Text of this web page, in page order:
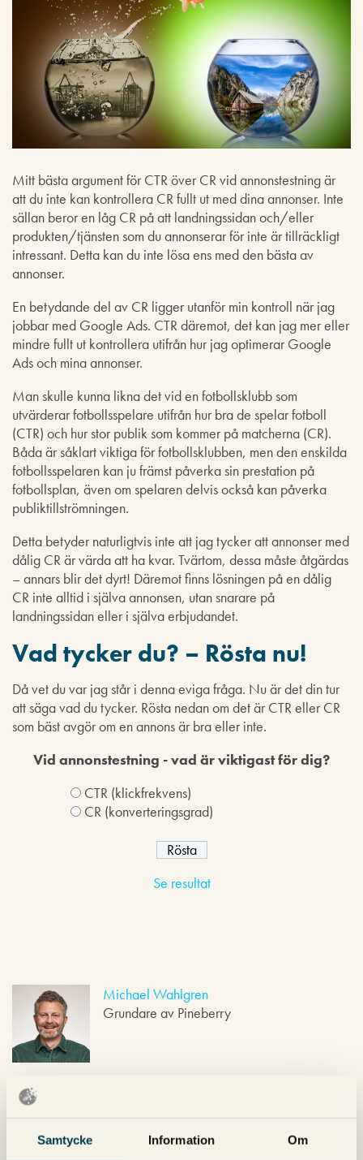
Samtycke Information Om
Mitt bästa argument för CTR över CR vid annonstestning är
att du inte kan kontrollera CR fullt ut med dina annonser. Inte
sällan beror en låg CR på att landningssidan och/eller
produkten/tjänsten som du annonserar för inte är tillräckligt
intressant. Detta kan du inte lösa ens med den bästa av
annonser.
En betydande del av CR ligger utanför min kontroll när jag
jobbar med Google Ads. CTR däremot, det kan jag mer eller
mindre fullt ut kontrollera utifrån hur jag optimerar Google
Ads och mina annonser.
Man skulle kunna likna det vid en fotbollsklubb som
utvärderar fotbollsspelare utifrån hur bra de spelar fotboll
(CTR) och hur stor publik som kommer på matcherna (CR).
Båda är såklart viktiga för fotbollsklubben, men den enskilda
fotbollsspelaren kan ju främst påverka sin prestation på
fotbollsplan, även om spelaren delvis också kan påverka
publiktillströmningen.
Detta betyder naturligtvis inte att jag tycker att annonser med
dålig CR är värda att ha kvar. Tvärtom, dessa måste åtgärdas
– annars blir det dyrt! Däremot finns lösningen på en dålig
CR inte alltid i själva annonsen, utan snarare på
landningssidan eller i själva erbjudandet.
Vad tycker du? – Rösta nu!
Då vet du var jag står i denna eviga fråga. Nu är det din tur
att säga vad du tycker. Rösta nedan om det är CTR eller CR
som bäst avgör om en annons är bra eller inte.
Vid annonstestning - vad är viktigast för dig?
CTR (klickfrekvens)
CR (konverteringsgrad)
Se resultat
Michael Wahlgren
Grundare av Pineberry
4 kommentarer på "Vad avgör om
en annons är bra – CTR eller CR?